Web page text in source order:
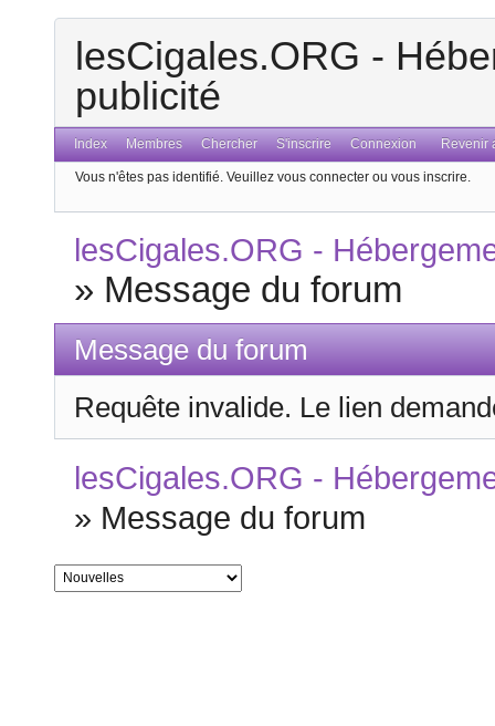
lesCigales.ORG -
publicité
Index Membres Chercher S'inscrire Connexion Revenir
Vous n'êtes pas identifié. Veuillez vous connecter ou vous inscrire.
lesCigales.ORG -
» Message du forum
Message du forum
Requête invalide. Le lien
lesCigales.ORG -
» Message du forum